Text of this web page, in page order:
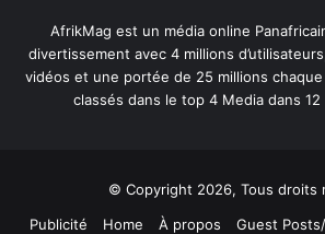
AfrikMag est un média online
divertissement avec 4 millions
vidéos et une portée de 25 millions
classés dans le top 4 Media dans 12
© Copyright 2026, Tous droits
Publicité
Home À propos
Guest